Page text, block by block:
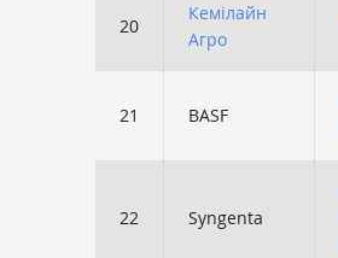
20
Кемілайн
Агро
21 BASF
22 Syngenta